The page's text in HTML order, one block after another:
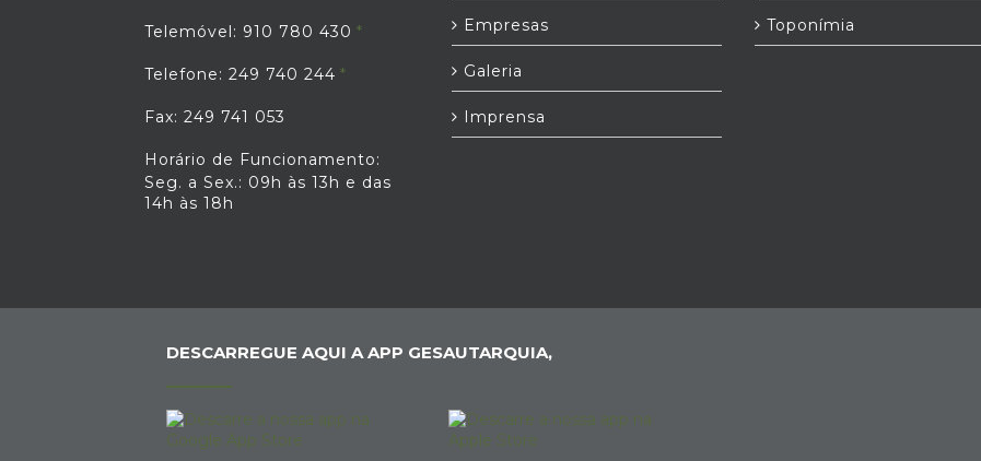
Telemóvel: 910 780 430
Telefone: 249 740 244
Fax: 249 741 053
Horário de Funcionamento:
Seg. a Sex.: 09h às 13h e das
14h às 18h
Empresas
Galeria
Imprensa
Toponímia
DESCARREGUE AQUI A APP GESAUTARQUIA,